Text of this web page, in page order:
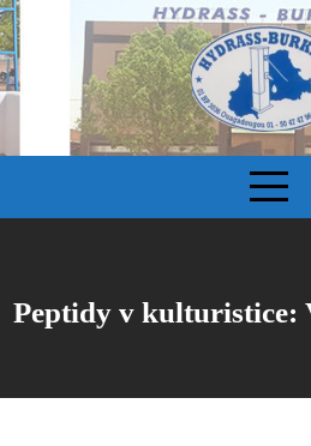
S
k
i
p
o
o
Peptidy v kulturistice: